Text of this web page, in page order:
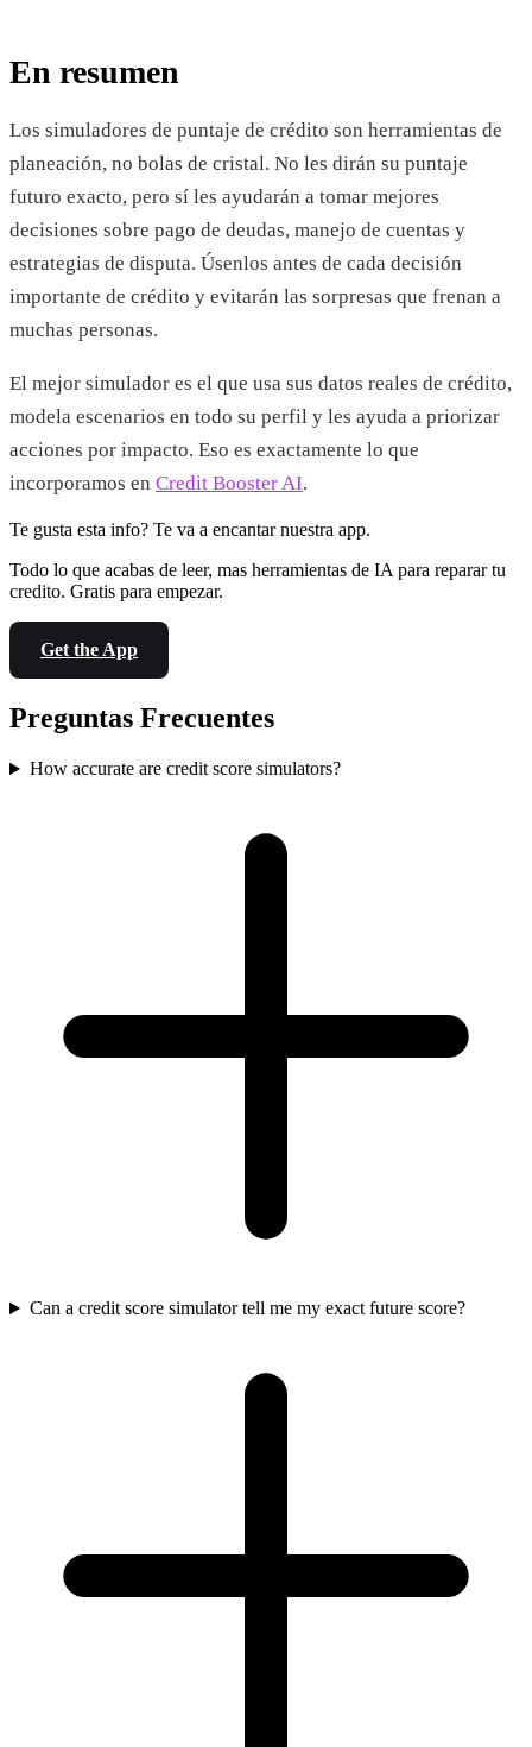
En resumen
Los simuladores de puntaje de crédito son herramientas de
planeación, no bolas de cristal. No les dirán su puntaje
futuro exacto, pero sí les ayudarán a tomar mejores
decisiones sobre pago de deudas, manejo de cuentas y
estrategias de disputa. Úsenlos antes de cada decisión
importante de crédito y evitarán las sorpresas que frenan a
muchas personas.
El mejor simulador es el que usa sus datos reales de crédito,
modela escenarios en todo su perfil y les ayuda a priorizar
acciones por impacto. Eso es exactamente lo que
incorporamos en Credit Booster AI.
Te gusta esta info? Te va a encantar nuestra app.
Todo lo que acabas de leer, mas herramientas de IA para reparar tu
credito. Gratis para empezar.
Get the App
Preguntas Frecuentes
How accurate are credit score simulators?
Can a credit score simulator tell me my exact future score?